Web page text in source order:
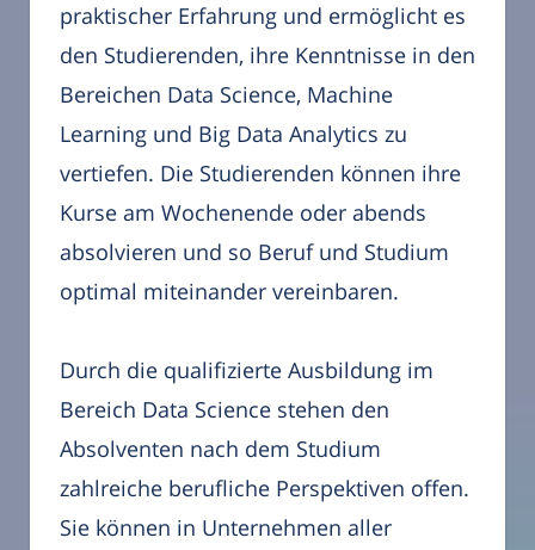
praktischer Erfahrung und ermöglicht es
den Studierenden, ihre Kenntnisse in den
Bereichen Data Science, Machine
Learning und Big Data Analytics zu
vertiefen. Die Studierenden können ihre
Kurse am Wochenende oder abends
absolvieren und so Beruf und Studium
optimal miteinander vereinbaren.
Durch die qualifizierte Ausbildung im
Bereich Data Science stehen den
Absolventen nach dem Studium
zahlreiche berufliche Perspektiven offen.
Sie können in Unternehmen aller